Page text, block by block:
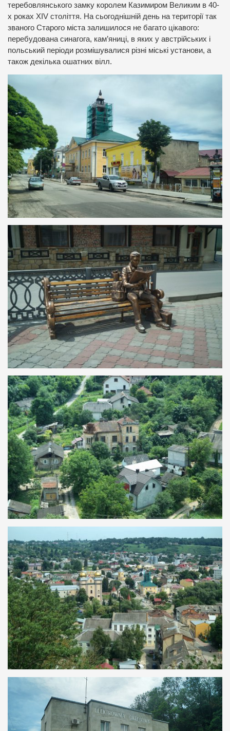
теребовлянського замку королем Казимиром Великим в 40-
х роках XIV століття. На сьогоднішній день на території так
званого Старого міста залишилося не багато цікавого:
перебудована синагога, кам’яниці, в яких у австрійських і
польський періоди розмішувалися різні міські установи, а
також декілька ошатних вілл.